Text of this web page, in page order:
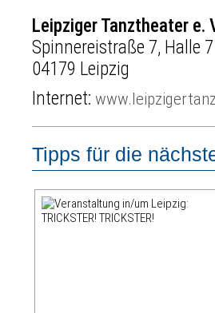
Leipziger Tanztheater e.
Spinnereistraße 7, Halle 7
04179 Leipzig
Internet:
Tipps für die